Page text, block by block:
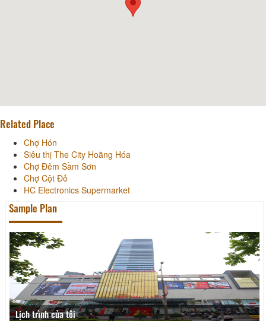
Related Place
Chợ Hón
Siêu thị The City Hoằng Hóa
Chợ Đêm Sầm Sơn
Chợ Cột Đỏ
HC Electronics Supermarket
Sample Plan
Lịch trình của tôi